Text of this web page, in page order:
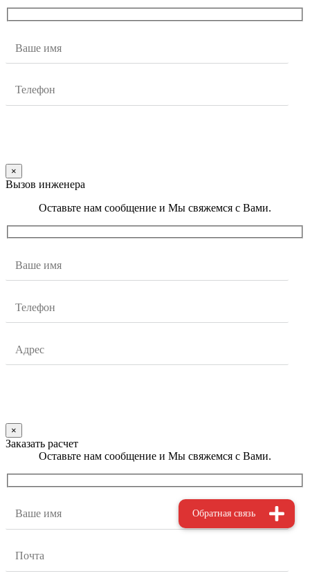
×
Вызов инженера
Оставьте нам сообщение и Мы свяжемся с Вами.
×
Заказать расчет
Оставьте нам сообщение и Мы свяжемся с Вами.